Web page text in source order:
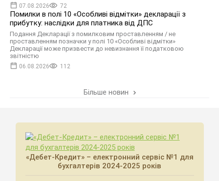
07.08.2026 72
Помилки в полі 10 «Особливі відмітки» декларації з
прибутку: наслідки для платника від ДПС
Подання Декларації з помилковим проставленням / не
проставленням позначки у полі 10 «Особливі відмітки»
Декларації може призвести до невизнання її податковою
звітністю
06.08.2026 112
Більше новин
«Дебет-Кредит» – електронний сервіс №1 для
бухгалтерів 2024-2025 років